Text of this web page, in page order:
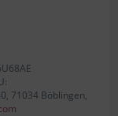
71034 Böblingen,